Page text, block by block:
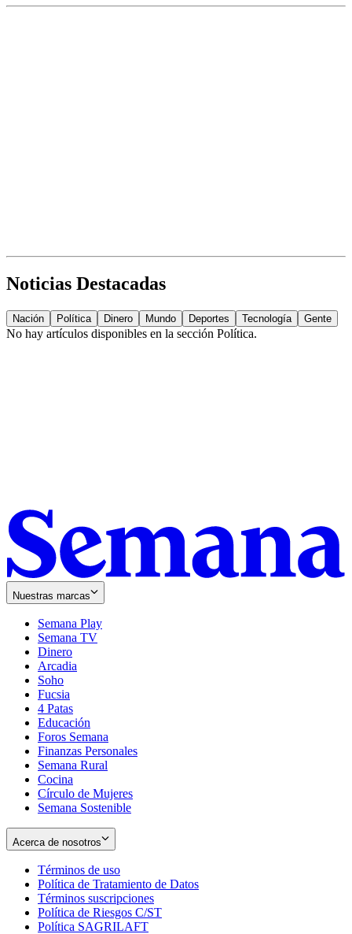
Noticias Destacadas
Nación Política Dinero Mundo Deportes Tecnología Gente
No hay artículos disponibles en la sección Política.
Nuestras marcas
Semana Play
Semana TV
Dinero
Arcadia
Soho
in
new
window
Fucsia
in
new
window
4 Patas
Educación
Foros Semana
Finanzas Personales
Semana Rural
Cocina
Círculo de Mujeres
Semana Sostenible
Acerca de nosotros
Términos de uso
in
new
window
Política de Tratamiento de Datos
Términos suscripciones
in
Política de Riesgos C/ST
Política SAGRILAFT